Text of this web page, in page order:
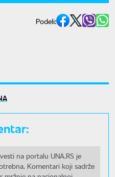
Podeli:
na portalu UNA.RS je
Komentari koji sadrže